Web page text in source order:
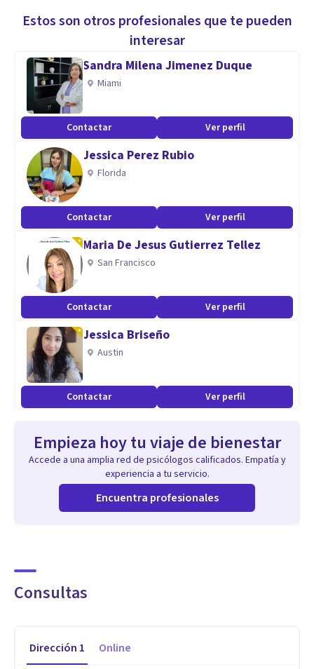
y vigente, tengo experiencia en tratamientos de diversas
duelos, traumas y temas relacionados con la crianza y
apoyo en habilidades parentales.
Aptitudes
Para llevar a cabo mi ejercicio profesional utilizo un
enfoque integral con predominio de la terapia sistémica,
cognitivo conductual y de juego.
Atiendo de 6 - 99 años
Estos son otros profesionales que te pueden
interesar
Sandra Milena Jimenez Duque
Miami
Contactar Ver perfil
Jessica Perez Rubio
Florida
Contactar Ver perfil
Maria De Jesus Gutierrez Tellez
San Francisco
Contactar Ver perfil
Jessica Briseño
Austin
Contactar Ver perfil
Empieza hoy tu viaje de bienestar
Accede a una amplia red de psicólogos calificados. Empatía y
experiencia a tu servicio.
Encuentra profesionales
Consultas
Dirección 1 Online